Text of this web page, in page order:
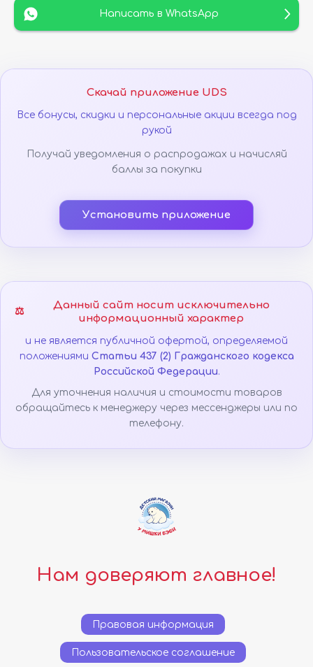
Написать в WhatsApp
Скачай приложение UDS
Все бонусы, скидки и персональные акции всегда под
рукой
Получай уведомления о распродажах и начисляй
баллы за покупки
Установить приложение
⚖️
Данный сайт носит исключительно
информационный характер
и не является публичной офертой, определяемой
положениями Статьи 437 (2) Гражданского кодекса
Российской Федерации.
Для уточнения наличия и стоимости товаров
обращайтесь к менеджеру через мессенджеры или по
телефону.
Нам доверяют главное!
Правовая информация
Пользовательское соглашение